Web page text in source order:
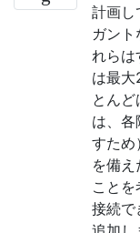
計画し
ガン
れらは
は最
とん
は、各
すため
を備
こと
接続で